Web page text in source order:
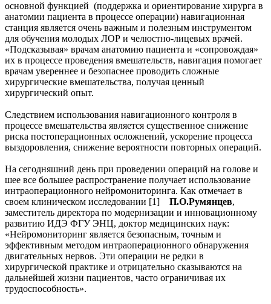
основной функцией (поддержка и ориентирование хирурга в
анатомии пациента в процессе операции) навигационная
станция является очень важным и полезным инструментом
для обучения молодых ЛОР и челюстно-лицевых врачей.
«Подсказывая» врачам анатомию пациента и «сопровождая»
их в процессе проведения вмешательств, навигация помогает
врачам увереннее и безопаснее проводить сложные
хирургические вмешательства, получая ценный
хирургический опыт.
Следствием использования навигационного контроля в
процессе вмешательства является существенное снижение
риска постоперационных осложнений, ускорение процесса
выздоровления, снижение вероятности повторных операций.
На сегодняшний день при проведении операций на голове и
шее все большее распространение получает использование
интраоперационного нейромониторинга. Как отмечает в
своем клиническом исследовании [1] П.О.Румянцев,
заместитель директора по модернизации и инновационному
развитию ИДЭ ФГУ ЭНЦ, доктор медицинских наук:
«Нейромониторинг является безопасным, точным и
эффективным методом интраоперационного обнаружения
двигательных нервов. Эти операции не редки в
хирургической практике и отрицательно сказываются на
дальнейшей жизни пациентов, часто ограничивая их
трудоспособность».